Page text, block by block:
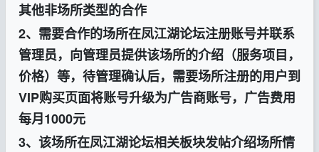
其他非场所类型的合作
2、需要合作的场所在凤江湖论坛注册账号并联系
管理员，向管理员提供该场所的介绍（服务项目，
价格）等，待管理确认后，需要场所注册的用户到
VIP购买页面将账号升级为广告商账号，广告费用
每月1000元
3、该场所在凤江湖论坛相关板块发帖介绍场所情